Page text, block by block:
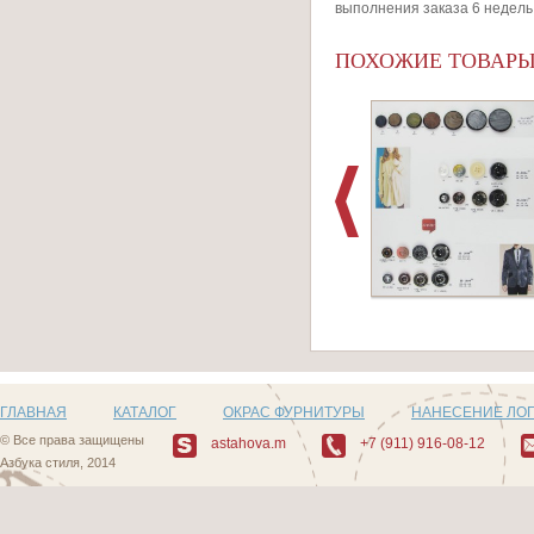
выполнения заказа 6
ПОХОЖИЕ
ГЛАВНАЯ КАТАЛОГ ОКРАС ФУРНИТУРЫ НАНЕСЕНИЕ
© Все права защищены
Азбука стиля, 2014
astahova.m +7 (911) 916-08-12